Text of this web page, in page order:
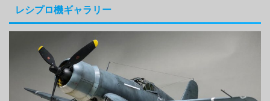
レシプロ機ギャラリー